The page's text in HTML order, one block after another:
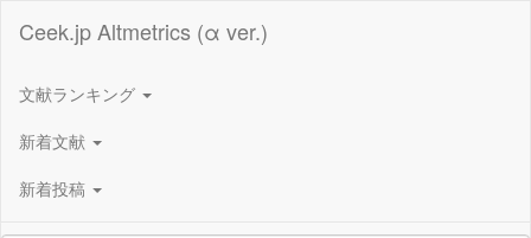
Ceek.jp Altmetrics (α ver.)
文献ランキング
新着文献
新着投稿